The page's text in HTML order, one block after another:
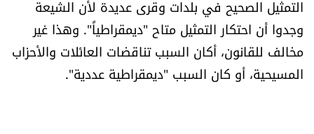
التمثيل الصحيح في بلدات وقرى عديدة لأن الشيعة
وجدوا أن احتكار التمثيل متاح "ديمقراطياً". وهذا غير
مخالف للقانون، أكان السبب تناقضات العائلات والأحزاب
المسيحية، أو كان السبب "ديمقراطية عددية".